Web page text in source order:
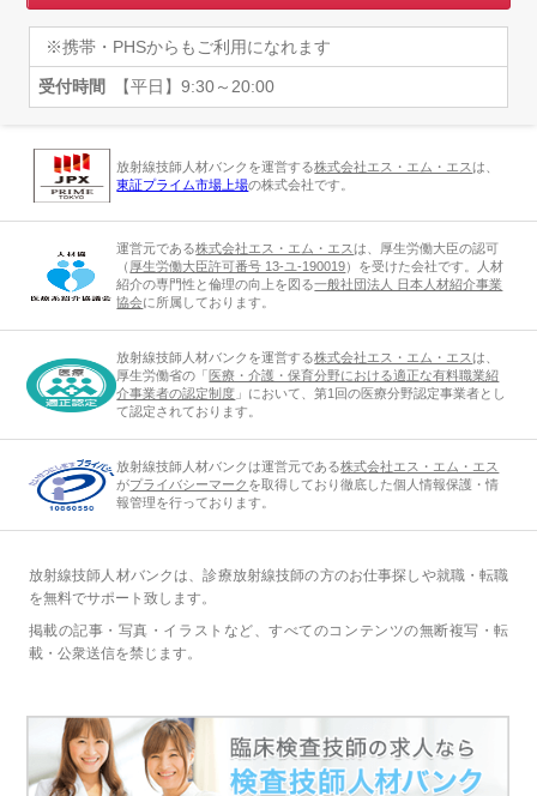
※携帯・PHSからもご利用になれます
受付時間 【平日】9:30～20:00
放射線技師人材バンクを運営する株式会社エス・エム・エスは、
東証プライム市場上場の株式会社です。
運営元である株式会社エス・エム・エスは、厚生労働大臣の認可
（ 厚生労働大臣許可番号 13-ユ-190019）を受けた会社です。人材
紹介の専門性と倫理の向上を図る一般社団法人 日本人材紹介事業
協会に所属しております。
放射線技師人材バンクを運営する株式会社エス・エム・エスは、
厚生労働省の「 医療・介護・保育分野における適正な有料職業紹
介事業者の認定制度 」において、第1回の医療分野認定事業者とし
て認定されております。
放射線技師人材バンクは運営元である株式会社エス・エム・エス
がプライバシーマーク を取得しており徹底した個人情報保護・情
報管理を行っております。
放射線技師人材バンクは、診療放射線技師の方のお仕事探しや就職・転職
を無料でサポート致します。
掲載の記事・写真・イラストなど、すべてのコンテンツの無断複写・転
載・公衆送信を禁じます。